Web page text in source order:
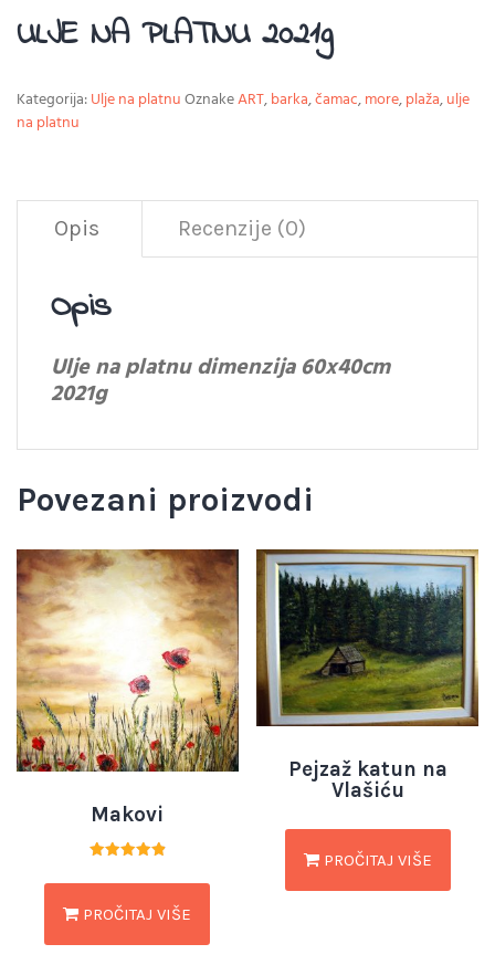
ULJE NA PLATNU 2021g
Kategorija:Ulje na platnuOznakeART,barka,čamac,more,plaža,ulje
na platnu
Opis Recenzije (0)
Opis
Ulje na platnu dimenzija 60x40cm
2021g
Povezani proizvodi
Makovi
4.94
PROČITAJ VIŠE
Pejzaž katun na
Vlašiću
PROČITAJ VIŠE